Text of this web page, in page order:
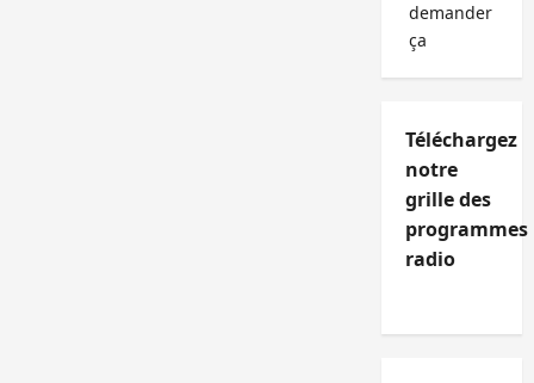
demander
ça
Téléchargez
notre
grille des
programmes
radio